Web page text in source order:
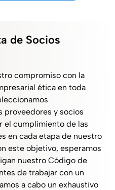
de Socios
compromiso con la
ética en toda
proveedores y socios
el cumplimiento de las
en cada etapa de nuestro
este objetivo, esperamos
nuestro Código de
de trabajar con un
a cabo un exhaustivo